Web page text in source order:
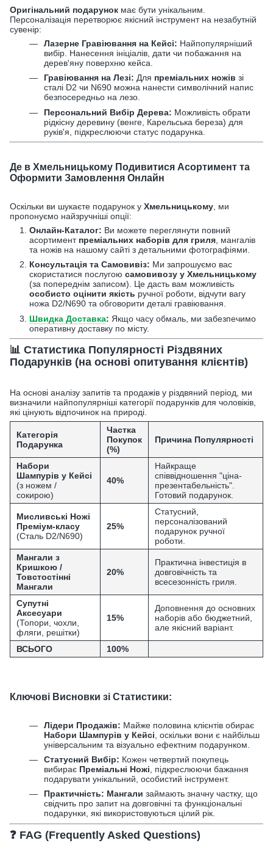
Оригінальний подарунок має бути унікальним.
Персоналізація перетворює якісний інструмент на незабутній
сувенір:
Лазерне Гравіювання на Кейсі: Найпопулярніший
вибір. Нанесення ініціалів, дати чи побажання на
дерев'яну поверхню кейса.
Гравіювання на Лезі: Для преміальних ножів зі
сталі D2 чи N690 можна нанести символічний напис
безпосередньо на лезо.
Персональний Вибір Дерева: Можливість обрати
рідкісну деревину (венге, Карельська береза) для
руків'я, підкреслюючи статус подарунка.
Де в Хмельницькому Подивитися Асортимент та
Оформити Замовлення Онлайн
Оскільки ви шукаєте подарунок у Хмельницькому , ми
пропонуємо найзручніші опції:
Онлайн-Каталог: Ви можете переглянути повний
асортимент преміальних наборів для гриля , мангалів
та ножів на нашому сайті з детальними фотографіями.
Консультація та Самовивіз: Ми запрошуємо вас
скористатися послугою самовивозу у Хмельницькому
(за попереднім записом). Це дасть вам можливість
особисто оцінити якість ручної роботи, відчути вагу
ножа D2/N690 та обговорити деталі гравіювання.
Швидка Доставка: Якщо часу обмаль, ми забезпечимо
оперативну доставку по місту.
📊 Статистика Популярності Різдвяних
Подарунків (на основі опитування клієнтів)
На основі аналізу запитів та продажів у різдвяний період, ми
визначили найпопулярніші категорії подарунків для чоловіків,
які цінують відпочинок на природі.
Категорія
Подарунка
Частка
Покупок
(%)
Причина Популярності
Набори
Шампурів у Кейсі
(з ножем /
сокирою)
40%
Найкраще
співвідношення "ціна-
презентабельність".
Готовий подарунок.
Мисливські Ножі
Преміум-класу
(Сталь D2/N690)
25%
Статусний,
персоналізований
подарунок ручної
роботи.
Мангали з
Кришкою /
Товстостінні
Мангали
20%
Практична інвестиція в
довговічність та
всесезонність гриля.
Супутні
Аксесуари
(Топори, чохли,
фляги, решітки)
15%
Доповнення до основних
наборів або бюджетний,
але якісний варіант.
ВСЬОГО 100%
Ключові Висновки зі Статистики:
Лідери Продажів: Майже половина клієнтів обирає
Набори Шампурів у Кейсі , оскільки вони є найбільш
універсальним та візуально ефектним подарунком.
Статусний Вибір: Кожен четвертий покупець
вибирає Преміальні Ножі , підкреслюючи бажання
подарувати унікальний, особистий інструмент.
Практичність: Мангали займають значну частку, що
свідчить про запит на довговічні та функціональні
подарунки, які використовуються цілий рік.
❓ FAG (Frequently Asked Questions)